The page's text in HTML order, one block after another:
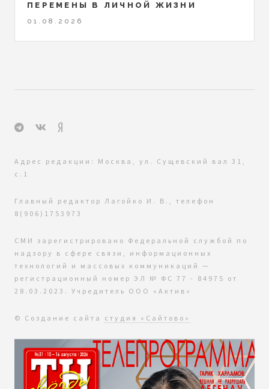
ПЕРЕМЕНЫ В ЛИЧНОЙ ЖИЗНИ
01.08.2026
Адрес редакции: Москва, ул. Сущевский вал 31,
с.1
Главный редактор Лагойко И. В., телефон
8(906)1753973
СМИ зарегистрировано Федеральной службой по
надзору в сфере связи, информационных
технологий и массовых коммуникаций —
регистрационный номер ЭЛ № ФС 77 - 84975 от
28.03.2023. Учредитель ООО «Актив»
© Создание сайта студия «Сайтово»